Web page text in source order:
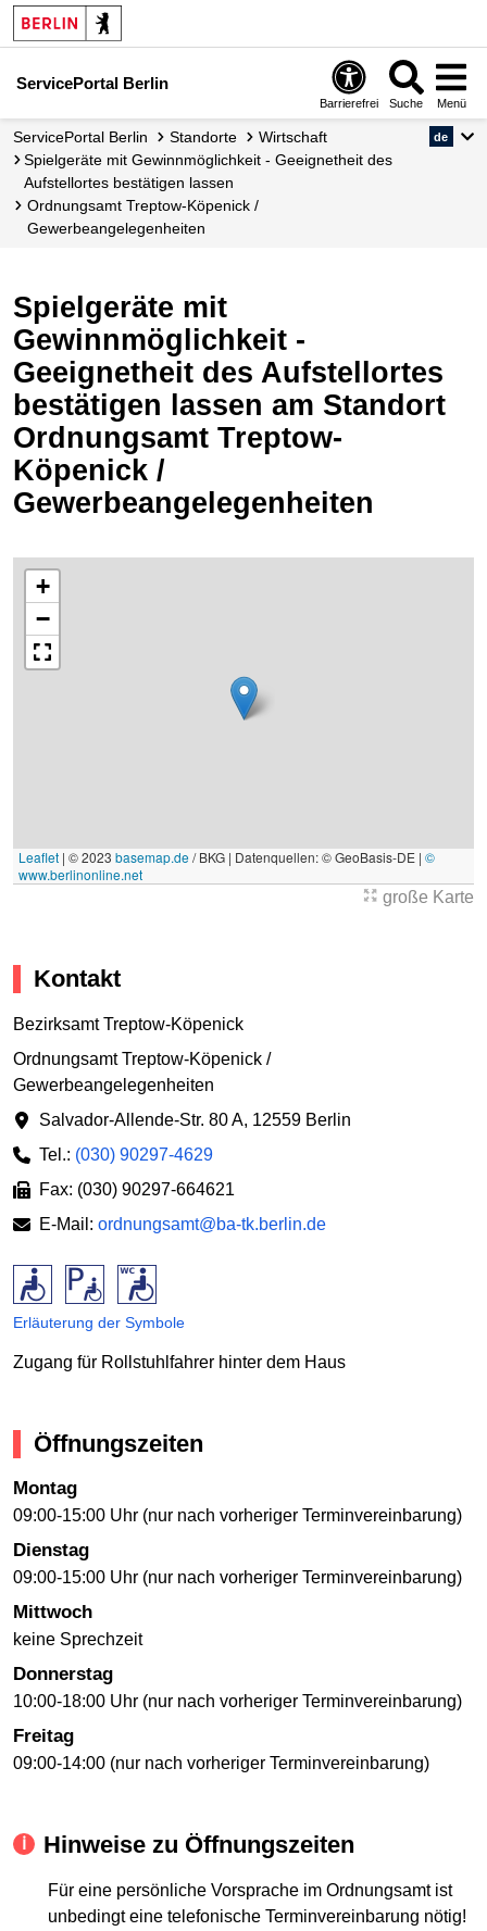
ServicePortal Berlin
Barrierefrei Suche Menü
ServicePortal Berlin Standorte
Wirtschaft
Spielgeräte mit Gewinnmöglichkeit - Geeignetheit des
Aufstellortes bestätigen lassen
Ordnungsamt Treptow-Köpenick /
Gewerbeangelegenheiten
de
Spielgeräte mit
Gewinnmöglichkeit -
Geeignetheit des Aufstellortes
bestätigen lassen am Standort
Ordnungsamt Treptow-
Köpenick /
Gewerbeangelegenheiten
+
−
Leaflet | © 2023 basemap.de/ BKG | Datenquellen: © GeoBasis-DE | ©
www.berlinonline.net
große Karte
Kontakt
Bezirksamt Treptow-Köpenick
Ordnungsamt Treptow-Köpenick /
Gewerbeangelegenheiten
Salvador-Allende-Str. 80 A, 12559 Berlin
Tel.: (030) 90297-4629
Fax: (030) 90297-664621
E-Mail: ordnungsamt@ba-tk.berlin.de
Erläuterung der Symbole
Zugang für Rollstuhlfahrer hinter dem Haus
Öffnungszeiten
Montag
09:00-15:00 Uhr (nur nach vorheriger Terminvereinbarung)
Dienstag
09:00-15:00 Uhr (nur nach vorheriger Terminvereinbarung)
Mittwoch
keine Sprechzeit
Donnerstag
10:00-18:00 Uhr (nur nach vorheriger Terminvereinbarung)
Freitag
09:00-14:00 (nur nach vorheriger Terminvereinbarung)
Hinweise zu Öffnungszeiten
Für eine persönliche Vorsprache im Ordnungsamt ist
unbedingt eine telefonische Terminvereinbarung nötig!